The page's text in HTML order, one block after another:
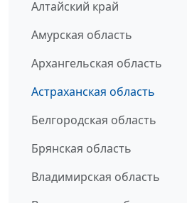
Алтайский край
Амурская область
Архангельская область
Астраханская область
Белгородская область
Брянская область
Владимирская область